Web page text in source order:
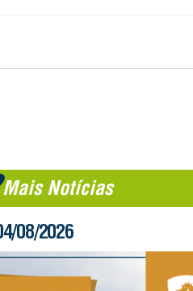
Mais Notícias
08/2026